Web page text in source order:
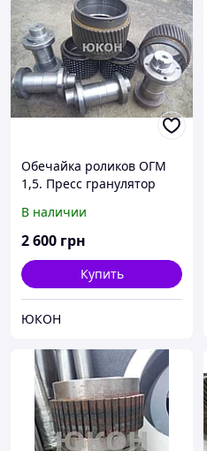
Обечайка роликов ОГМ
1,5. Пресс гранулятор
В наличии
2 600 грн
Купить
ЮКОН